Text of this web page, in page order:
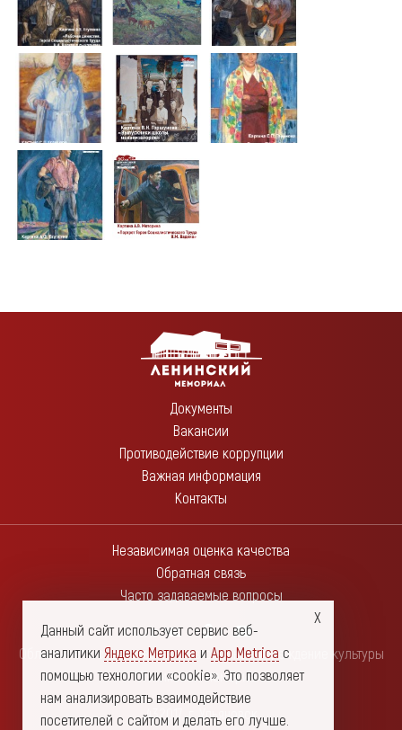
Документы
Вакансии
Противодействие коррупции
Важная информация
Контакты
Независимая оценка качества
Обратная связь
Часто задаваемые вопросы
Областное государственное автономное учреждение культуры
"Ленинский мемориал"
432017, г. Ульяновск
Данный сайт использует сервис веб-
аналитики Яндекс Метрика и App Metrica с
помощью технологии «cookie». Это позволяет
нам анализировать взаимодействие
посетителей с сайтом и делать его лучше.